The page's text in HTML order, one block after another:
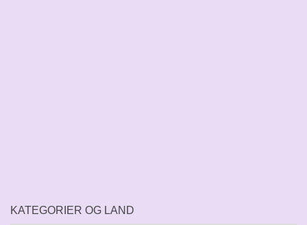
KATEGORIER OG LAND